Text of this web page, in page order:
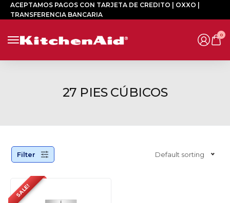
ACEPTAMOS PAGOS CON TARJETA DE CREDITO | OXXO |
TRANSFERENCIA BANCARIA
0
27 PIES CÚBICOS
Filter Default sorting
SALE!